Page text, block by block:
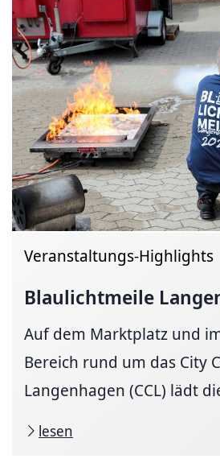
Veranstaltungs-Highlights
Blaulichtmeile
Auf dem Marktplatz und
Bereich rund um das City
Langenhagen (CCL) lädt
lesen